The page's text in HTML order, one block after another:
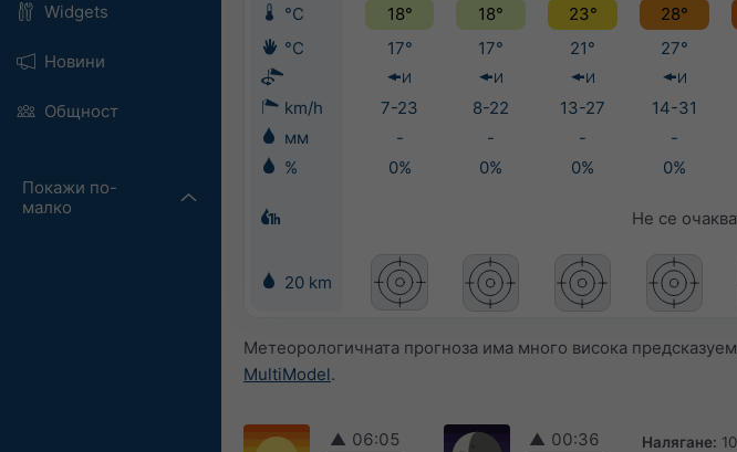
Widgets
Новини
Общност
Покажи по-
малко
°C 18° 18° 23° 28°
°C
17° 17° 21° 27°
И И И И
km/h 7-23 8-22 13-27 14-31
мм
- - - -
%
0% 0% 0% 0%
Не се
20 km
Метеорологичната прогноза има много висока
MultiModel.
▲ 06:05
▲ 00:36
Налягане: